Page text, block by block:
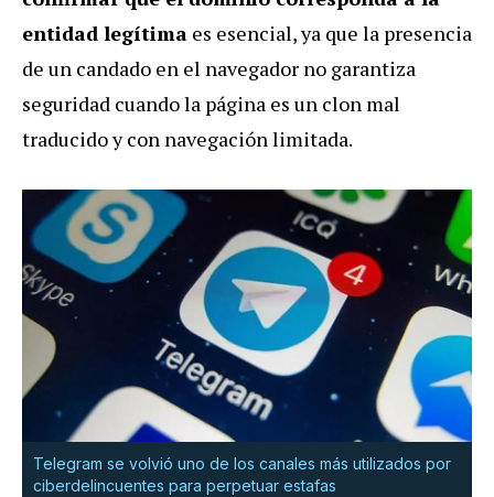
entidad legítima es esencial, ya que la presencia
de un candado en el navegador no garantiza
seguridad cuando la página es un clon mal
traducido y con navegación limitada.
Telegram se volvió uno de los canales más utilizados por
ciberdelincuentes para perpetuar estafas